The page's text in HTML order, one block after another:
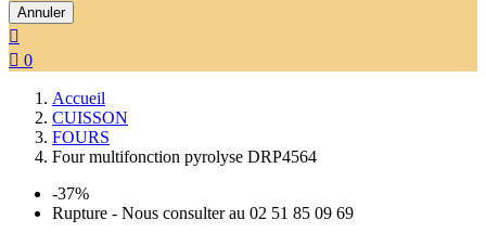
Annuler

 0
Accueil
CUISSON
FOURS
Four multifonction pyrolyse DRP4564
-37%
Rupture - Nous consulter au 02 51 85 09 69